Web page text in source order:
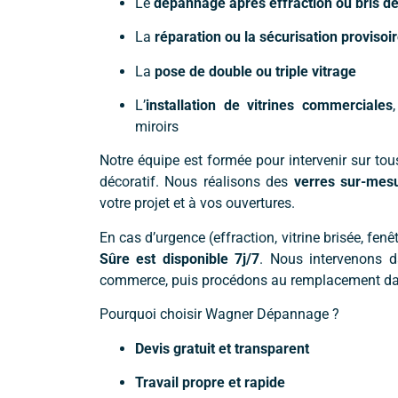
La réparation ou la sécurisation
La pose de double ou triple vitrage
L’installation de vitrines commerciales
miroirs
Notre équipe est formée pour intervenir sur
décoratif. Nous réalisons des verres sur-
votre projet et à vos ouvertures.
En cas d’urgence (effraction, vitrine brisée,
Sûre est disponible 7j/7. Nous intervenons
commerce, puis procédons au remplacement
Pourquoi choisir Wagner Dépannage ?
Devis gratuit et transparent
Travail propre et rapide